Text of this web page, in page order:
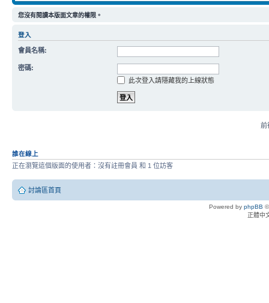
您沒有閱讀本版面文章的權限。
登入
會員名稱:
密碼:
此次登入請隱藏我的上線狀態
前
誰在線上
正在瀏覽這個版面的使用者：沒有註冊會員 和 1 位訪客
討論區首頁
Powered by phpBB
正體中